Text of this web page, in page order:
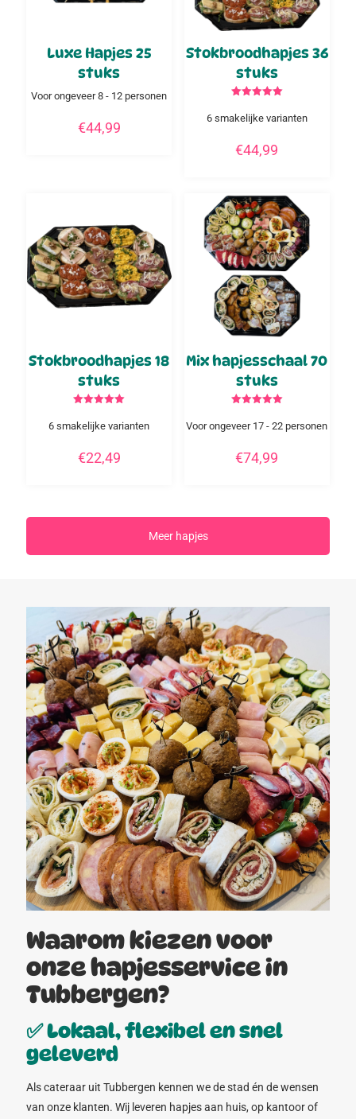
Luxe Hapjes 25
stuks
Voor ongeveer 8 - 12 personen
€44,99
Stokbroodhapjes 36
stuks
5.00
uit 5
6 smakelijke varianten
€44,99
Stokbroodhapjes 18
stuks
5.00
uit 5
6 smakelijke varianten
€22,49
Mix hapjesschaal 70
stuks
5.00
uit 5
Voor ongeveer 17 - 22 personen
€74,99
Meer hapjes
Waarom kiezen voor
onze hapjesservice in
Tubbergen?
✅ Lokaal, flexibel en snel
geleverd
Als cateraar uit Tubbergen kennen we de stad én de wensen
van onze klanten. Wij leveren hapjes aan huis, op kantoor of